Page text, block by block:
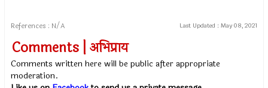
References : N/A Last Updated : May 08, 2021
Comments | अभिप्राय
Comments written here will be public after appropriate
moderation.